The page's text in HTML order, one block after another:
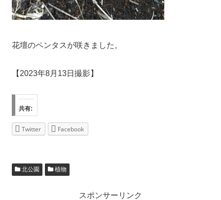
花壇のペンタスが咲きました。
【2023年8月13日撮影】
共有:
Twitter Facebook
北公園 植物
スポンサーリンク